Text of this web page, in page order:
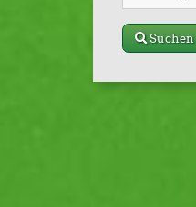
Suchen